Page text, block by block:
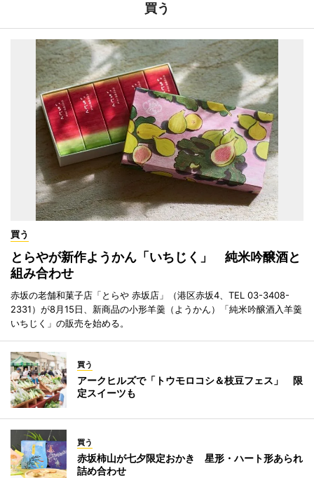
買う
買う
とらやが新作ようかん「いちじく」 純米吟醸酒と
組み合わせ
赤坂の老舗和菓子店「とらや 赤坂店」（港区赤坂4、TEL 03-3408-
2331）が8月15日、新商品の小形羊羹（ようかん）「純米吟醸酒入羊羹
いちじく」の販売を始める。
買う
アークヒルズで「トウモロコシ＆枝豆フェス」 限
定スイーツも
買う
赤坂柿山が七夕限定おかき 星形・ハート形あられ
詰め合わせ